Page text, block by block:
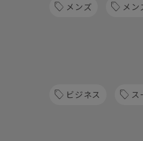
メンズ メン
ビジネス ス